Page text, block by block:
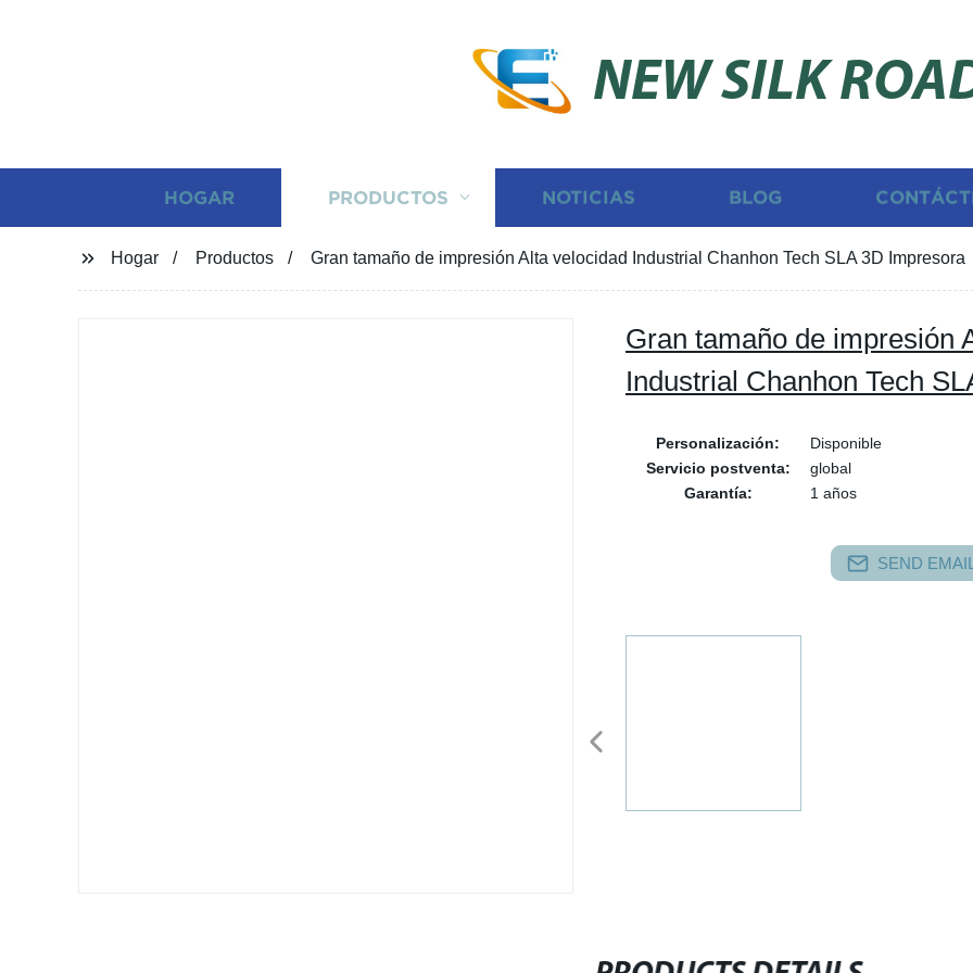
NEW SILK
HOGAR PRODUCTOS NOTICIAS BLOG
Hogar Productos Gran tamaño de impresión Alta velocidad Industrial Chanhon Tech SLA 3D Impresora
Gran tamaño de impresión
Industrial Chanhon Tech
Personalización:
Disponible
Servicio postventa:
global
Garantía:
1 años
SEND